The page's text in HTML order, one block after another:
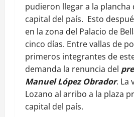
pudieron llegar a la plancha
capital del país. Esto
en la zona del Palacio de
cinco días. Entre vallas de
primeros integrantes de
demanda la renuncia del
Manuel López Obrador. La
Lozano al arribo a la plaza
capital del país.